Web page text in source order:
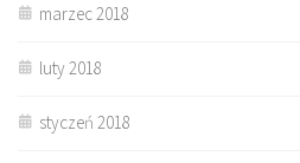
marzec 2018
luty 2018
styczeń 2018